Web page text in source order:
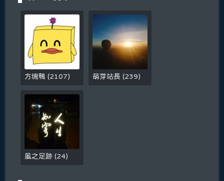
方塊鴨(2107) 萌芽站長(239)
風之足跡(24)